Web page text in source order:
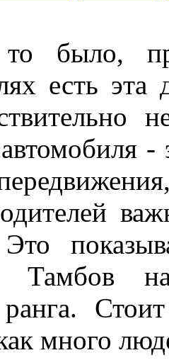
было,
есть
Тамбов
много